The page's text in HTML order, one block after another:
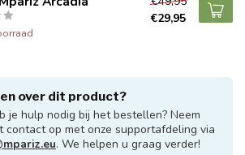
€29,95
over dit product?
je hulp nodig bij het bestellen? Neem
contact op met onze supportafdeling via
. We helpen u graag verder!